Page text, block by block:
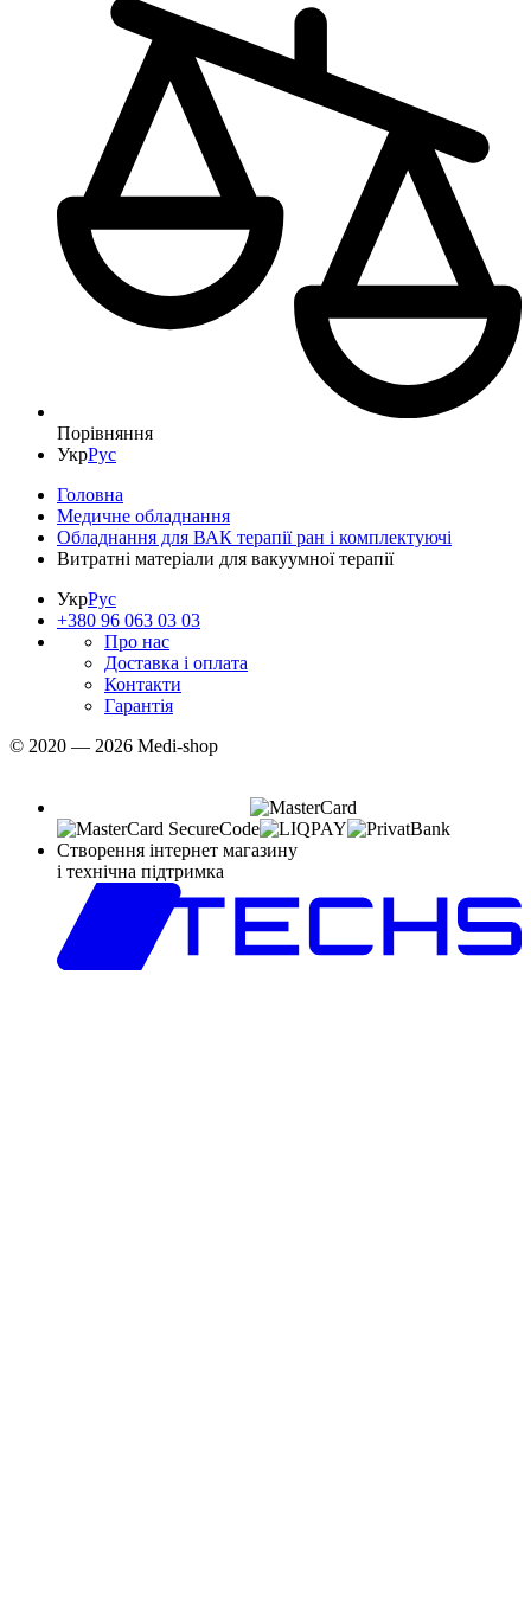
Порівняння
УкрРус
Головна
Медичне обладнання
Обладнання для ВАК терапії ран і комплектуючі
Витратні матеріали для вакуумної терапії
УкрРус
+380 96 063 03 03
Про нас
Доставка і оплата
Контакти
Гарантія
© 2020 — 2026 Medi-shop
Створення інтернет магазину
і технічна підтримка